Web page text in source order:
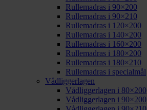
Rullemadras i 90×200
Rullemadras i 90×210
Rullemadras i 120×200
Rullemadras i 140×200
Rullemadras i 160×200
Rullemadras i 180×200
Rullemadras i 180×210
Rullemadras i specialmål
Vådliggerlagen
Vådliggerlagen i 80×200
Vådliggerlagen i 90×200